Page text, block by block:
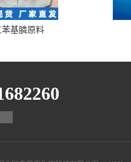
基膦原料